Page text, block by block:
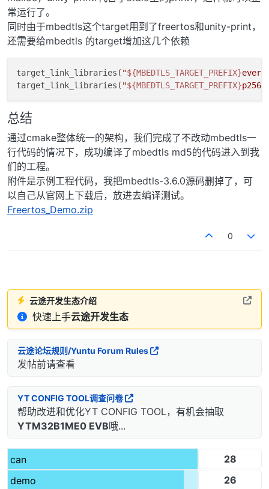
常运行了。
同时由于mbedtls这个target用到了freertos和unity-print，
还需要给mbedtls 的target增加这几个依赖
target_link_libraries( "${MBEDTLS_TARGET_PREFIX}
target_link_libraries( "${MBEDTLS_TARGET_PREFIX}
总结
通过cmake整体统一的架构，我们完成了不改动mbedtls一
行代码的情况下，成功编译了mbedtls md5的代码进入到我
们的工程。
附件是示例工程代码，我把mbedtls-3.6.0源码删掉了，可
以自己从官网上下载后，放进去编译测试。
Freertos_Demo.zip
0
云途开发生态介绍
快速上手云途开发生态
云途论坛规则/Yuntu Forum Rules
发帖前请查看
YT CONFIG TOOL调查问卷
帮助改进和优化YT CONFIG TOOL，有机会抽取
YTM32B1ME0 EVB哦...
can
28
demo
26